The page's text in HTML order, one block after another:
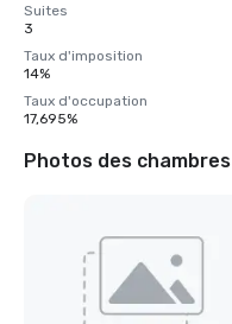
Suites
3
Taux d'imposition
14%
Taux d'occupation
17,695%
Photos des chambres